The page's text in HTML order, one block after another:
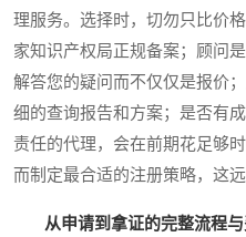
理服务。选择时，切勿只比价
家知识产权局正规备案；顾问
解答您的疑问而不仅仅是报价
细的查询报告和方案；是否有
责任的代理，会在前期花足够
而制定最合适的注册策略，这
从申请到拿证的完整流程